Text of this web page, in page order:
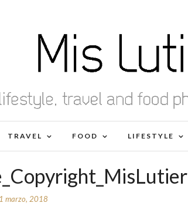
TRAVEL FOOD LIFESTYLE
marzo, 2018